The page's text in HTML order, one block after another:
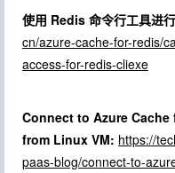
使用 Redis 命令行工具进
cn/azure-cache-for-redis/
access-for-redis-cliexe
Connect to Azure
from Linux VM: https://
paas-blog/connect-to-